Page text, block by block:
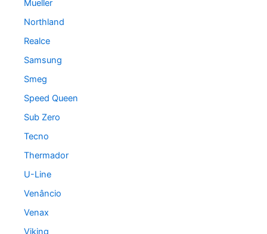
Mueller
Northland
Realce
Samsung
Smeg
Speed Queen
Sub Zero
Tecno
Thermador
U-Line
Venâncio
Venax
Viking